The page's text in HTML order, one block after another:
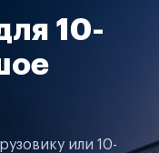
10-
или 10-